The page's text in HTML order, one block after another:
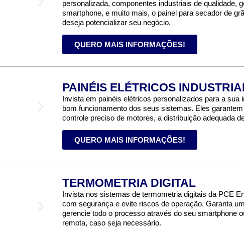
personalizada, componentes industriais de qualidade,
smartphone, e muito mais, o painel para secador de
deseja potencializar seu negócio.
QUERO MAIS INFORMAÇÕES!
PAINÉIS ELÉTRICOS
Invista em painéis elétricos personalizados para a sua
bom funcionamento dos seus sistemas. Eles
controle preciso de motores, a distribuição adequada
QUERO MAIS INFORMAÇÕES!
TERMOMETRIA DIGITAL
Invista nos sistemas de termometria digitais da PCE
com segurança e evite riscos de operação. Garanta
gerencie todo o processo através do seu smartphone
remota, caso seja necessário.